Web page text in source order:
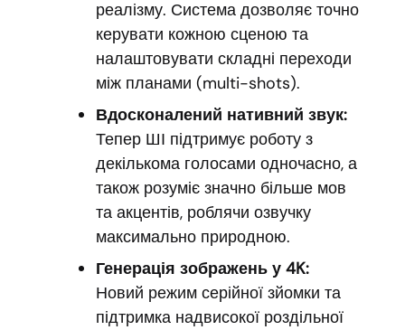
реалізму. Система дозволяє точно
керувати кожною сценою та
налаштовувати складні переходи
між планами (multi-shots).
Вдосконалений нативний звук:
Тепер ШІ підтримує роботу з
декількома голосами одночасно, а
також розуміє значно більше мов
та акцентів, роблячи озвучку
максимально природною.
Генерація зображень у 4K:
Новий режим серійної зйомки та
підтримка надвисокої роздільної